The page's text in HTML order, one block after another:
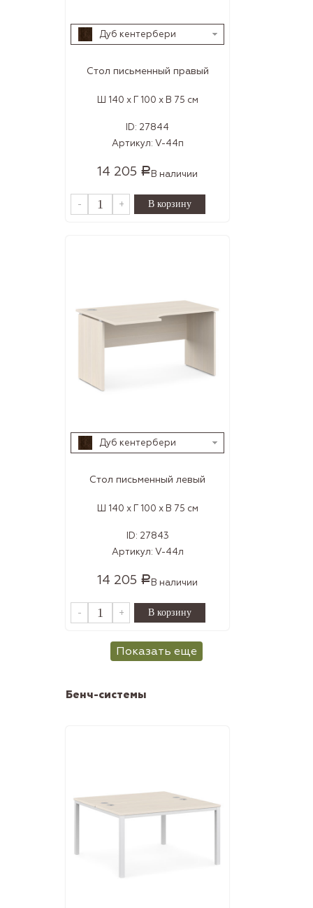
Дуб кентербери
Стол письменный правый
Ш 140 x Г 100 x В 75 см
ID: 27844
Артикул: V-44п
14 205 Р В наличии
- +
Дуб кентербери
Стол письменный левый
Ш 140 x Г 100 x В 75 см
ID: 27843
Артикул: V-44л
14 205 Р В наличии
- +
Показать еще
Бенч-системы